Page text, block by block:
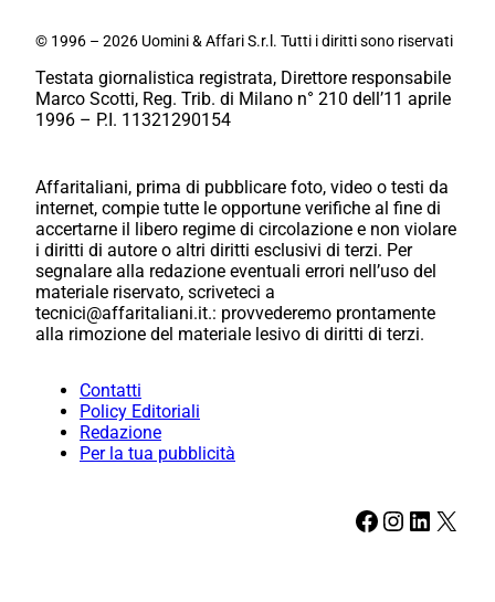
© 1996 – 2026 Uomini & Affari S.r.l. Tutti i diritti sono riservati
Testata giornalistica registrata, Direttore responsabile
Marco Scotti, Reg. Trib. di Milano n° 210 dell’11 aprile
1996 – P.I. 11321290154
Affaritaliani, prima di pubblicare foto, video o testi da
internet, compie tutte le opportune verifiche al fine di
accertarne il libero regime di circolazione e non violare
i diritti di autore o altri diritti esclusivi di terzi. Per
segnalare alla redazione eventuali errori nell’uso del
materiale riservato, scriveteci a
tecnici@affaritaliani.it.: provvederemo prontamente
alla rimozione del materiale lesivo di diritti di terzi.
Contatti
Policy Editoriali
Redazione
Per la tua pubblicità
Facebook Instagram LinkedIn X